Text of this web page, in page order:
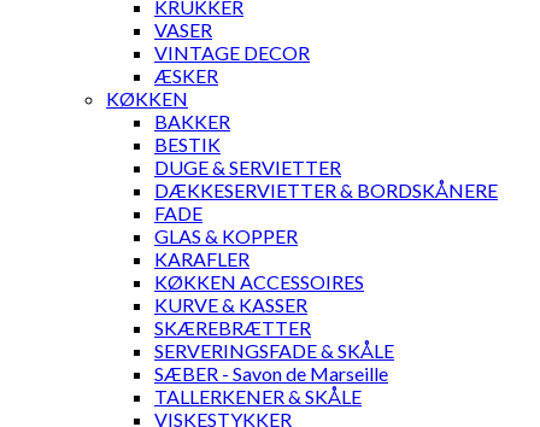
KRUKKER
VASER
VINTAGE DECOR
ÆSKER
KØKKEN
BAKKER
BESTIK
DUGE & SERVIETTER
DÆKKESERVIETTER & BORDSKÅNERE
FADE
GLAS & KOPPER
KARAFLER
KØKKEN ACCESSOIRES
KURVE & KASSER
SKÆREBRÆTTER
SERVERINGSFADE & SKÅLE
SÆBER - Savon de Marseille
TALLERKENER & SKÅLE
VISKESTYKKER